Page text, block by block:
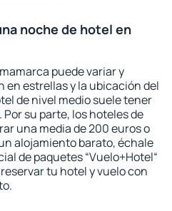
noche de hotel en
puede variar y
en estrellas y la ubicación del
de nivel medio suele tener
su parte, los hoteles de
una media de 200 euros o
alojamiento barato, échale
de paquetes “Vuelo+Hotel“
tu hotel y vuelo con